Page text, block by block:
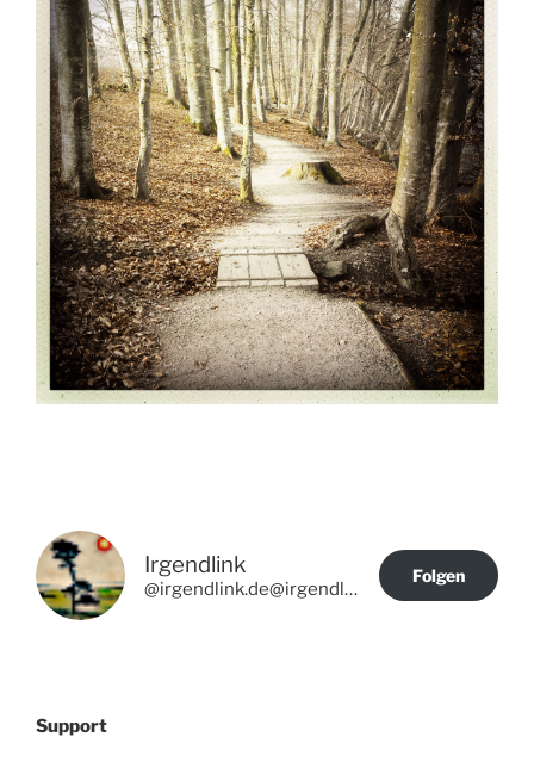
Irgendlink
@irgendlink.de@irgendlink.de
Folgen
Support